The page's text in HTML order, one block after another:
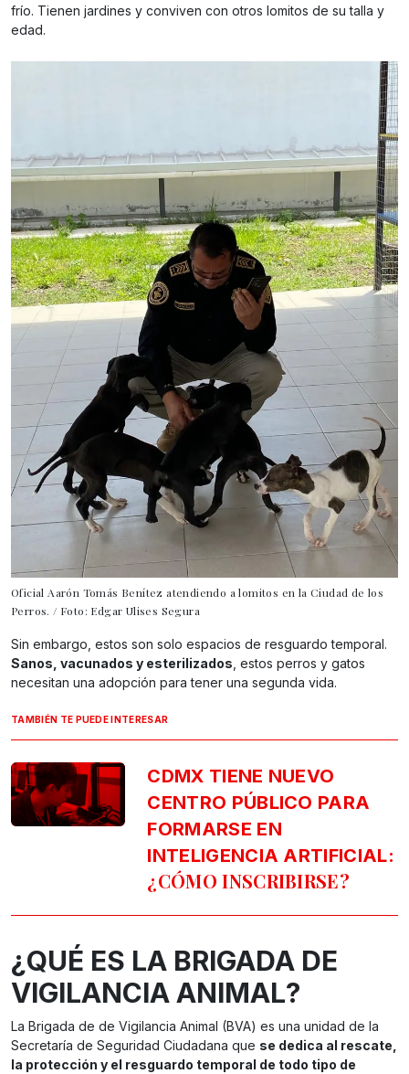
frío. Tienen jardines y conviven con otros lomitos de su talla y
edad.
Oficial Aarón Tomás Benítez atendiendo a lomitos en la Ciudad de los
Perros. / Foto: Edgar Ulises Segura
Sin embargo, estos son solo espacios de resguardo temporal.
Sanos, vacunados y esterilizados , estos perros y gatos
necesitan una adopción para tener una segunda vida.
TAMBIÉN TE PUEDE INTERESAR
CDMX TIENE NUEVO
CENTRO PÚBLICO PARA
FORMARSE EN
INTELIGENCIA ARTIFICIAL:
¿CÓMO INSCRIBIRSE?
¿QUÉ ES LA BRIGADA DE
VIGILANCIA ANIMAL?
La Brigada de de Vigilancia Animal (BVA) es una unidad de la
Secretaría de Seguridad Ciudadana que se dedica al rescate,
la protección y el resguardo temporal de todo tipo de